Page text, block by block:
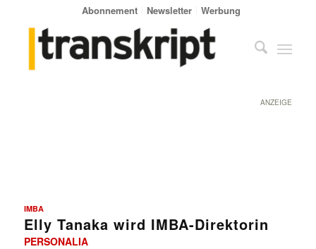
Abonnement Newsletter Werbung
ANZEIGE
IMBA
Elly Tanaka wird IMBA-Direktorin
PERSONALIA